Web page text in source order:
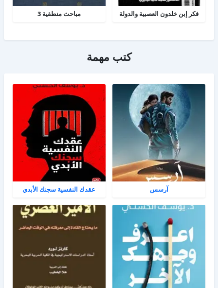
فكر إبن خلدون العصبية والدولة مباحث منطقية 3
كتب مهمة
آرسس عقدك النفسية سجنك الأبدي